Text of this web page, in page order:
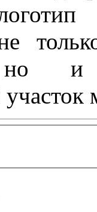
но и